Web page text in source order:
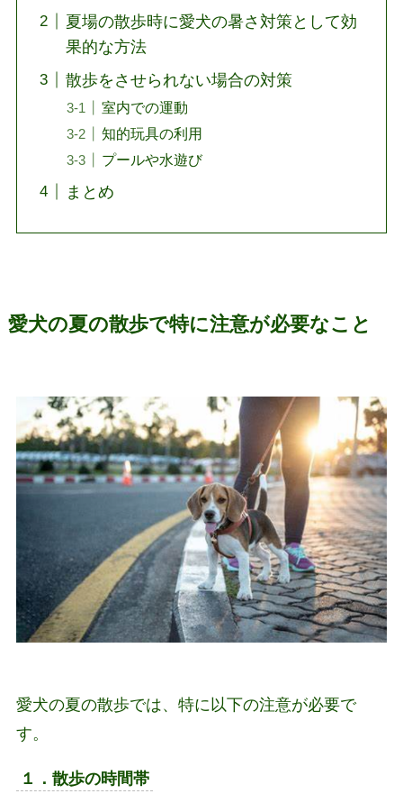
夏場の散歩時に愛犬の暑さ対策として効
果的な方法
散歩をさせられない場合の対策
室内での運動
知的玩具の利用
プールや水遊び
まとめ
愛犬の夏の散歩で特に注意が必要なこと
愛犬の夏の散歩では、特に以下の注意が必要で
す。
１．散歩の時間帯